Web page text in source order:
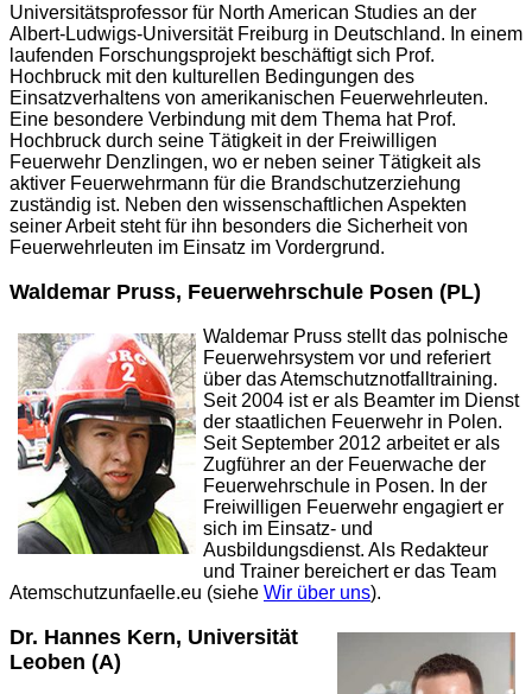
Universitätsprofessor für North American Studies an der
Albert-Ludwigs-Universität Freiburg in Deutschland. In einem
laufenden Forschungsprojekt beschäftigt sich Prof.
Hochbruck mit den kulturellen Bedingungen des
Einsatzverhaltens von amerikanischen Feuerwehrleuten.
Eine besondere Verbindung mit dem Thema hat Prof.
Hochbruck durch seine Tätigkeit in der Freiwilligen
Feuerwehr Denzlingen, wo er neben seiner Tätigkeit als
aktiver Feuerwehrmann für die Brandschutzerziehung
zuständig ist. Neben den wissenschaftlichen Aspekten
seiner Arbeit steht für ihn besonders die Sicherheit von
Feuerwehrleuten im Einsatz im Vordergrund.
Waldemar Pruss, Feuerwehrschule Posen (PL)
Waldemar Pruss stellt das polnische
Feuerwehrsystem vor und referiert
über das Atemschutznotfalltraining.
Seit 2004 ist er als Beamter im Dienst
der staatlichen Feuerwehr in Polen.
Seit September 2012 arbeitet er als
Zugführer an der Feuerwache der
Feuerwehrschule in Posen. In der
Freiwilligen Feuerwehr engagiert er
sich im Einsatz- und
Ausbildungsdienst. Als Redakteur
und Trainer bereichert er das Team
Atemschutzunfaelle.eu (siehe Wir über uns).
Dr. Hannes Kern, Universität
Leoben (A)